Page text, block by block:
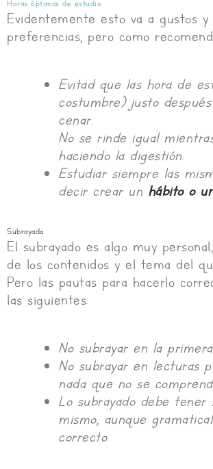
Horas óptimas de estudio
Evidentemente esto va a gustos y
preferencias, pero como
Evitad que las hora de
costumbre) justo
cenar.
No se rinde igual
haciendo la digestión.
Estudiar siempre las
decir crear un hábito o
Subrayado
El subrayado es algo muy
de los contenidos y el tema del
Pero las pautas para hacerlo
las siguientes:
No subrayar en la
No subrayar en lecturas
nada que no se
Lo subrayado debe tener
mismo, aunque
correcto.